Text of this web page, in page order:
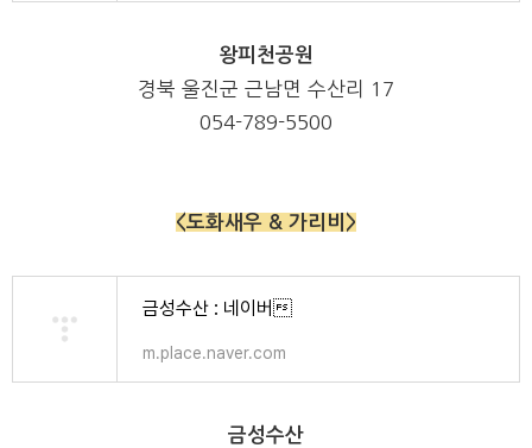
왕피천공원
경북 울진군 근남면 수산리
17
054-789-5500
<도화새우 & 가리비>
금성수산 : 네이버
m.place.naver.com
금성수산